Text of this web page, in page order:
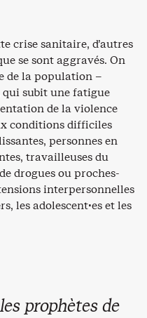
crise sanitaire, d’autres
se sont aggravés. On
de la population –
subit une fatigue
de la violence
conditions difficiles
personnes en
travailleuses du
drogues ou proches-
interpersonnelles
les adolescent·es et les
prophètes de